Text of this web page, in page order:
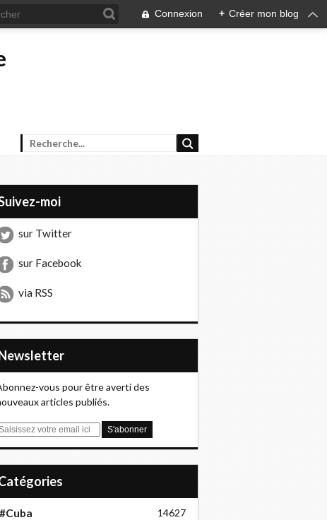
Connexion + Créer mon blog
Suivez-moi
sur Twitter
sur Facebook
via RSS
Newsletter
vous pour être averti des
articles publiés.
Catégories
#Cuba 14627